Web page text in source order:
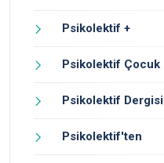
Psikolektif +
Psikolektif Çocuk
Psikolektif Dergisi
Psikolektif'ten